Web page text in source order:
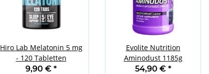
Hiro Lab Melatonin 5 mg
- 120 Tabletten
9,90 € *
Evolite Nutrition
Aminodust 1185g
54,90 € *